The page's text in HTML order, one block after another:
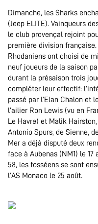
Dimanche, les Sharks
(Jeep ELITE). Vainqueurs
le club provençal rejoint
première division
Rhodaniens ont choisi de
neuf joueurs de la saison
durant la présaison trois
compléter leur effectif:
passé par l’Elan Chalon et
l’ailier Ron Lewis (vu en
Le Havre) et Malik
Antonio Spurs, de Sienne,
Mer a déjà disputé deux
face à Aubenas (NM1) le
58, les fosséens se sont
l’AS Monaco le 25 août.